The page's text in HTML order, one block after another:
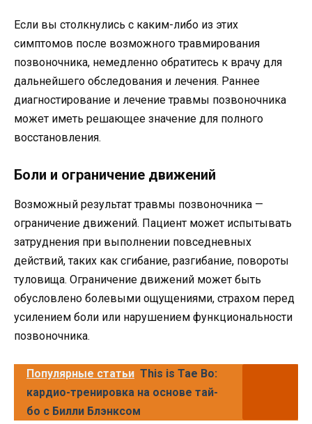
Если вы столкнулись с каким-либо из этих
симптомов после возможного травмирования
позвоночника, немедленно обратитесь к врачу для
дальнейшего обследования и лечения. Раннее
диагностирование и лечение травмы позвоночника
может иметь решающее значение для полного
восстановления.
Боли и ограничение движений
Возможный результат травмы позвоночника —
ограничение движений. Пациент может испытывать
затруднения при выполнении повседневных
действий, таких как сгибание, разгибание, повороты
туловища. Ограничение движений может быть
обусловлено болевыми ощущениями, страхом перед
усилением боли или нарушением функциональности
позвоночника.
Популярные статьи This is Tae Bo:
кардио-тренировка на основе тай-
бо с Билли Блэнксом